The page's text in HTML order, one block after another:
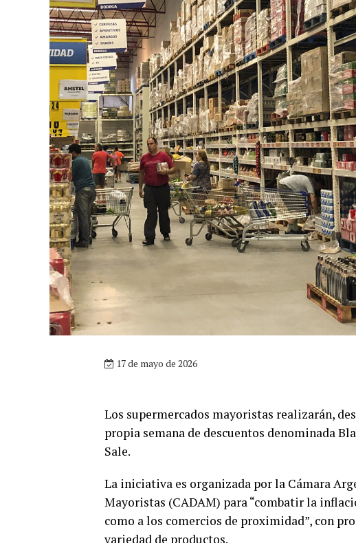
17 de mayo de 2026
Los supermercados mayoristas realizarán,
propia semana de descuentos denominada
Sale.
La iniciativa es organizada por la Cámara
Mayoristas (CADAM) para “combatir la
como a los comercios de proximidad”, con
variedad de productos.